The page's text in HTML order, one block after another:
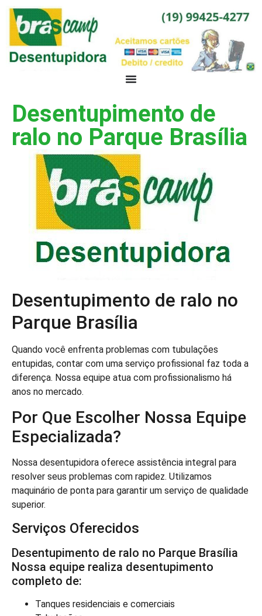
Desentupimento de
ralo no Parque Brasília
Desentupimento de ralo no
Parque Brasília
Quando você enfrenta problemas com tubulações
entupidas, contar com uma serviço profissional faz toda a
diferença. Nossa equipe atua com profissionalismo há
anos no mercado.
Por Que Escolher Nossa Equipe
Especializada?
Nossa desentupidora oferece assistência integral para
resolver seus problemas com rapidez. Utilizamos
maquinário de ponta para garantir um serviço de qualidade
superior.
Serviços Oferecidos
Desentupimento de ralo no Parque Brasília
Nossa equipe realiza desentupimento
completo de:
Tanques residenciais e comerciais